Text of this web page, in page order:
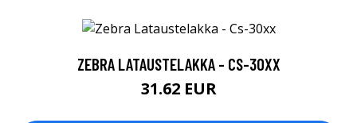
ZEBRA LATAUSTELAKKA - CS-30XX
31.62 EUR